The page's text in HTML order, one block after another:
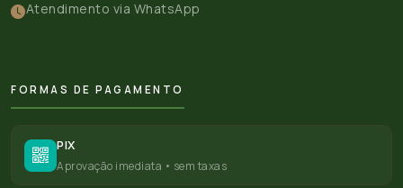
Atendimento via WhatsApp
FORMAS DE PAGAMENTO
PIX
Aprovação imediata • sem taxas